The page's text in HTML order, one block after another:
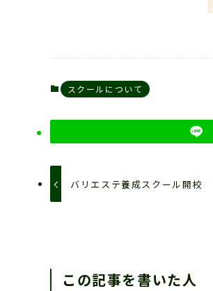
スクールについて
バリエステ養成スクール開校
この記事を書いた人